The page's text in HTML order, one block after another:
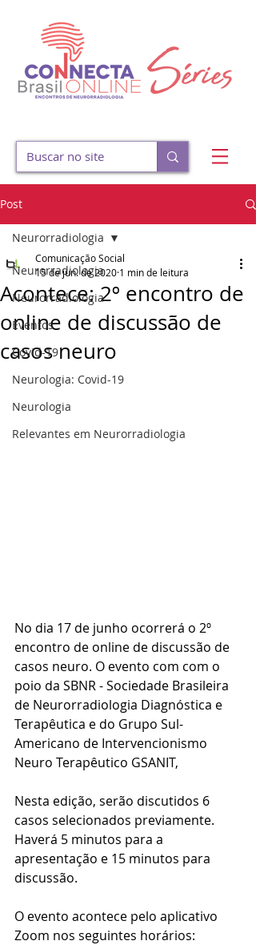
Post
Neurorradiologia
Neurorradiologia
Eventos
Covid-19
Neurologia: Covid-19
Neurologia
Relevantes em Neurorradiologia
Neurorradiologia
Acontece: 2º encontro de
online de discussão de
casos neuro
Comunicação Social
15 de jun. de 2020 1 min de leitura
No dia 17 de junho ocorrerá o 2º
encontro de online de discussão de
casos neuro. O evento com com o
poio da SBNR - Sociedade Brasileira
de Neurorradiologia Diagnóstica e
Terapêutica e do Grupo Sul-
Americano de Intervencionismo
Neuro Terapêutico GSANIT,
Nesta edição, serão discutidos 6
casos selecionados previamente.
Haverá 5 minutos para a
apresentação e 15 minutos para
discussão.
O evento acontece pelo aplicativo
Zoom nos seguintes horários: